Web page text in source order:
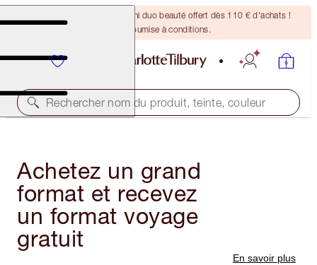
DERNIÈRE CHANCE ! Un mini duo beauté offert dès 110 € d'achats !
Offre soumise à conditions.
Rechercher nom du produit, teinte, couleur
Achetez un grand
format et recevez
un format voyage
gratuit
En savoir plus